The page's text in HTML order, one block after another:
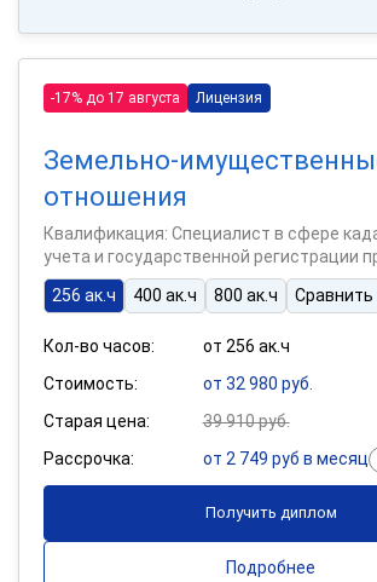
-17% до 17 августа Лицензия
Земельно-
отношения
Квалификация: Специалист в сфере
учета и государственной регистрации
256 ак.ч
400 ак.ч 800 ак.ч Сравнить
Кол-во часов:
от 256 ак.ч
Стоимость:
от 32 980 руб.
Старая цена:
39 910 руб.
Рассрочка:
от 2 749 руб в месяц
Получить диплом
Подробнее